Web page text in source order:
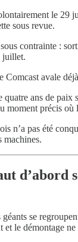
le 29
sous revue.
contrainte :
juillet.
Comcast avale
ans de paix
moment précis
n’a pas été
machines.
d’abord
géants se
et le démontage